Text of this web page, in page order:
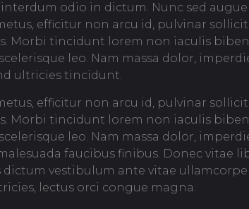
odio in dictum. Nunc sed
efficitur non arcu id, pulvinar
Morbi tincidunt lorem non iaculis
leo. Nam massa dolor,
ultricies tincidunt.
efficitur non arcu id, pulvinar
Morbi tincidunt lorem non iaculis
leo. Nam massa dolor,
faucibus finibus. Donec vitae
dictum vestibulum ante vitae
lectus orci congue magna.